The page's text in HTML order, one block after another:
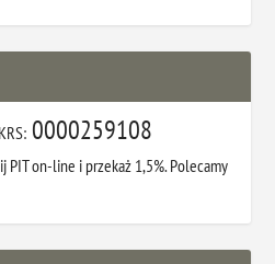
0000259108
PIT on-line i przekaż 1,5%. Polecamy